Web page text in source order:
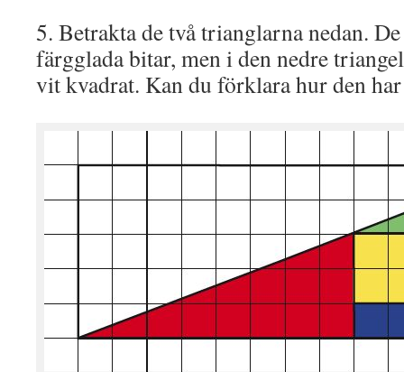
5. Betrakta de två trianglarna nedan.
färgglada bitar, men i den nedre
vit kvadrat. Kan du förklara hur den